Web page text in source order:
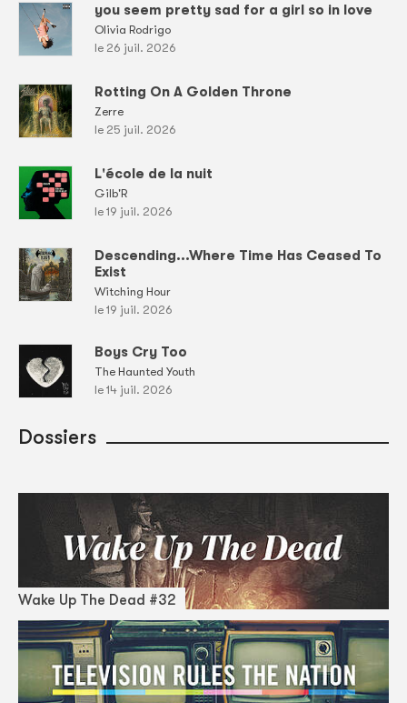
you seem pretty sad for a girl so in love
Olivia Rodrigo
le 26 juil. 2026
Rotting On A Golden Throne
Zerre
le 25 juil. 2026
L'école de la nuit
Gilb'R
le 19 juil. 2026
Descending...Where Time Has Ceased To
Exist
Witching Hour
le 19 juil. 2026
Boys Cry Too
The Haunted Youth
le 14 juil. 2026
Dossiers
Wake Up The Dead #32